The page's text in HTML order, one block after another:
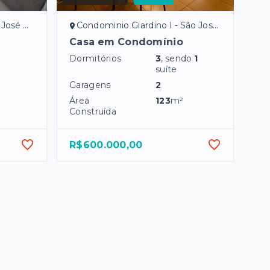
SP Condominio Giardino I - São José do Rio Preto/SP
Casa em Condomínio
Dormitórios 3, sendo 1
suíte
Garagens
2
Área
Construída
123m²
R$600.000,00